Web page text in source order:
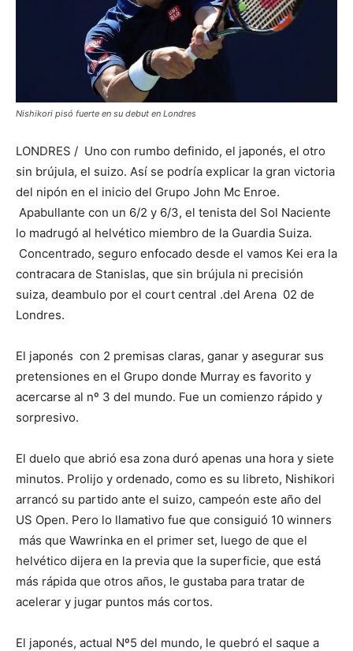
Nishikori pisó fuerte en su debut en Londres
LONDRES / Uno con rumbo definido, el japonés, el otro
sin brújula, el suizo. Así se podría explicar la gran victoria
del nipón en el inicio del Grupo John Mc Enroe.
Apabullante con un 6/2 y 6/3, el tenista del Sol Naciente
lo madrugó al helvético miembro de la Guardia Suiza.
Concentrado, seguro enfocado desde el vamos Kei era la
contracara de Stanislas, que sin brújula ni precisión
suiza, deambulo por el court central .del Arena 02 de
Londres.
El japonés con 2 premisas claras, ganar y asegurar sus
pretensiones en el Grupo donde Murray es favorito y
acercarse al nº 3 del mundo. Fue un comienzo rápido y
sorpresivo.
El duelo que abrió esa zona duró apenas una hora y siete
minutos. Prolijo y ordenado, como es su libreto, Nishikori
arrancó su partido ante el suizo, campeón este año del
US Open. Pero lo llamativo fue que consiguió 10 winners
más que Wawrinka en el primer set, luego de que el
helvético dijera en la previa que la superficie, que está
más rápida que otros años, le gustaba para tratar de
acelerar y jugar puntos más cortos.
El japonés, actual Nº5 del mundo, le quebró el saque a